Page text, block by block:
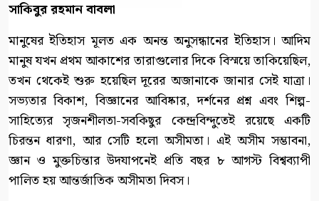
সাকিবুর রহমান বাবলা
মানুষের ইতিহাস মূলত এক অনন্ত অনুসন্ধানের ইতিহাস। আদিম
মানুষ যখন প্রথম আকাশের তারাগুলোর দিকে বিস্ময়ে তাকিয়েছিল,
তখন থেকেই শুরু হয়েছিল দূরের অজানাকে জানার সেই যাত্রা।
সভ্যতার বিকাশ, বিজ্ঞানের আবিষ্কার, দর্শনের প্রশ্ন এবং শিল্প-
সাহিত্যের সৃজনশীলতা-সবকিছুর কেন্দ্রবিন্দুতেই রয়েছে একটি
চিরন্তন ধারণা, আর সেটি হলো অসীমতা। এই অসীম সম্ভাবনা,
জ্ঞান ও মুক্তচিন্তার উদযাপনেই প্রতি বছর ৮ আগস্ট বিশ্বব্যাপী
পালিত হয় আন্তর্জাতিক অসীমতা দিবস।